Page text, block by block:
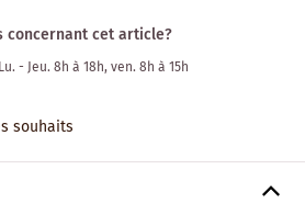
concernant cet article?
Lu. - Jeu. 8h à 18h, ven. 8h à 15h
souhaits